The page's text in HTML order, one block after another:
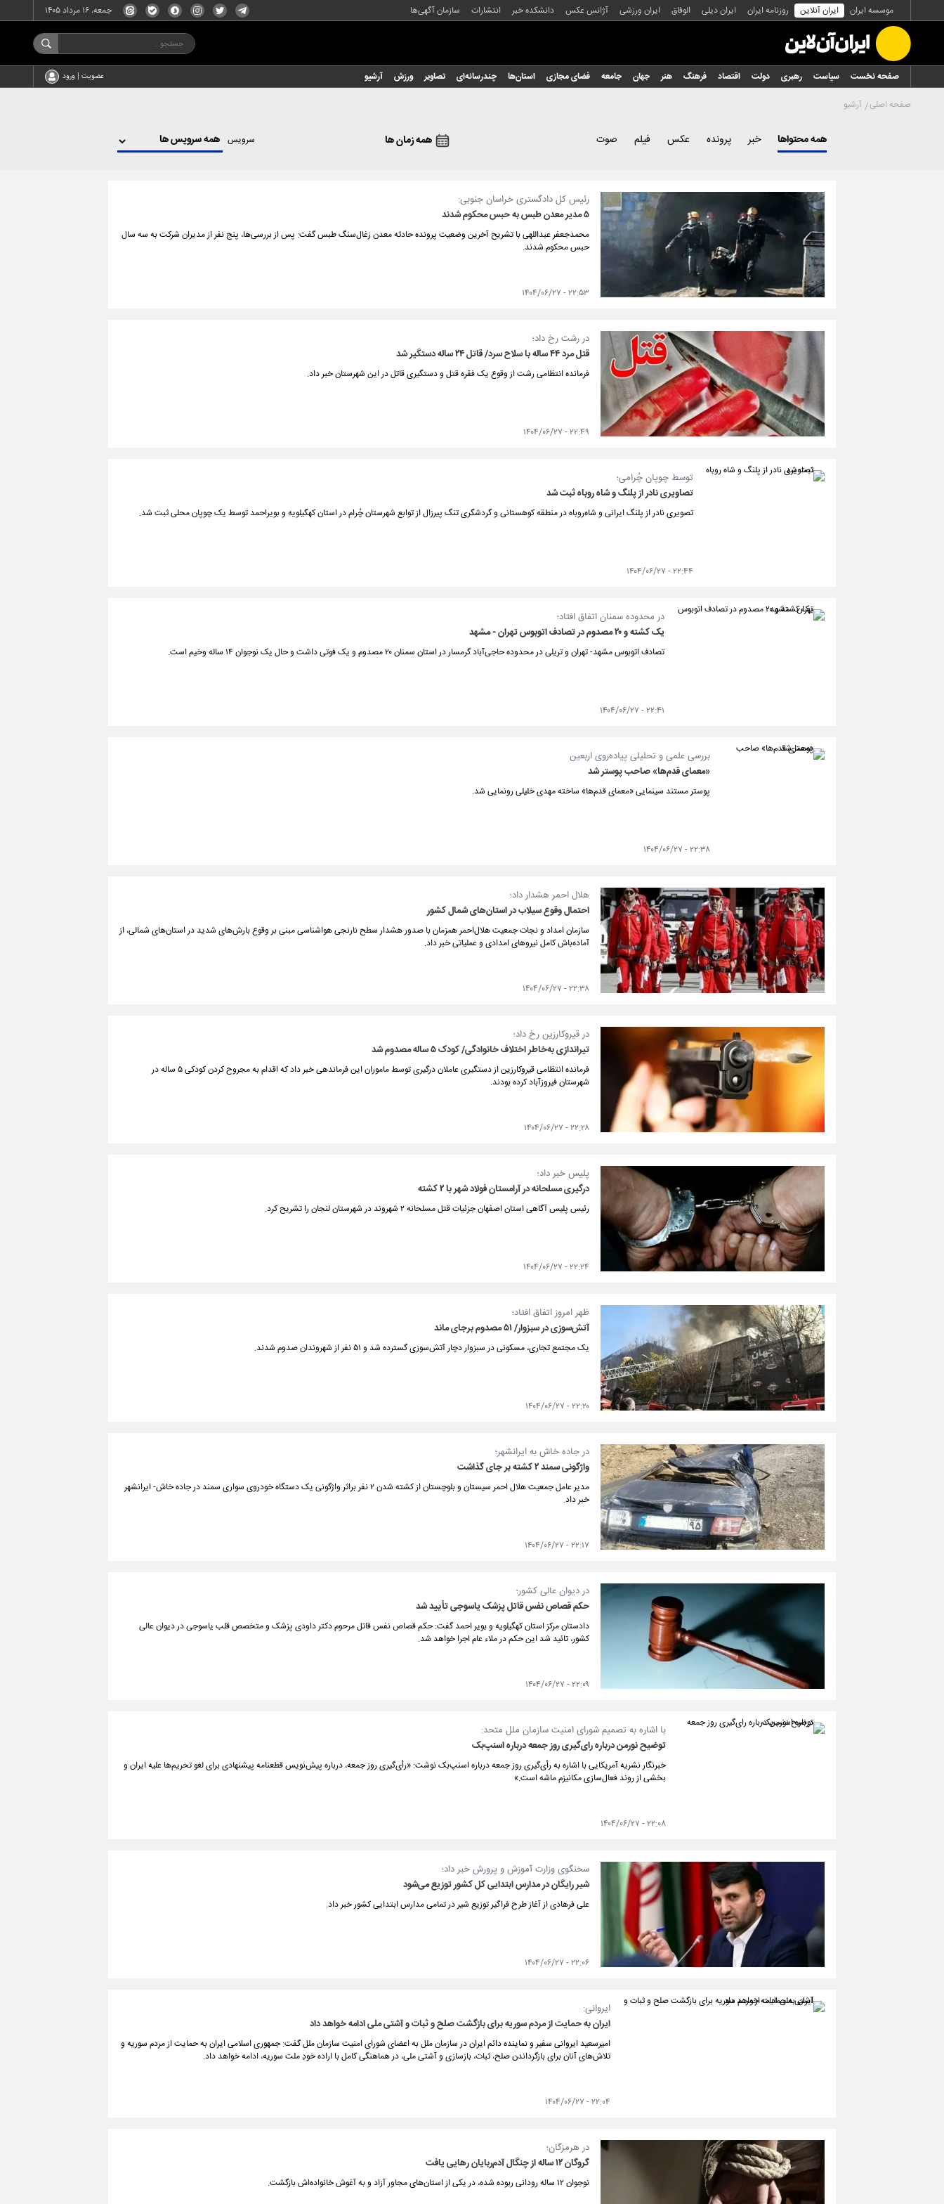
موسسه ایران ایران آنلاین روزنامه ایران ایران دیلی الوفاق ایران ورزشی آژانس عکس دانشکده خبر انتشارات سازمان آگهی‌ها جمعه، ۱۶ مرداد ۱۴۰۵
صفحه نخست سیاست رهبری دولت اقتصاد فرهنگ هنر جهان جامعه فضای مجازی استان‌ها چندرسانه‌ای تصاویر ورزش آرشیو عضویت | ورود
صفحه اصلی آرشیو
همه محتواها خبر پرونده عکس فیلم صوت همه زمان ها سرویس
رئیس کل دادگستری خراسان جنوبی:
۵ مدیر معدن طبس به حبس محکوم شدند
محمدجعفر عبداللهی با تشریح آخرین وضعیت پرونده حادثه معدن زغال‌سنگ طبس گفت: پس از بررسی‌ها، ‌پنج نفر از مدیران شرکت ‌به سه سال
حبس محکوم شدند.
۲۲:۵۳ - ۱۴۰۴/۰۶/۲۷
در رشت رخ داد؛
قتل مرد ۴۴ ساله با سلاح سرد/ قاتل ۲۴ ساله دستگیر شد
فرمانده انتظامی رشت از وقوع یک فقره قتل و دستگیری قاتل در این شهرستان خبر داد.
۲۲:۴۹ - ۱۴۰۴/۰۶/۲۷
توسط چوپان چُرامی؛
تصاویری نادر از پلنگ و شاه روباه ثبت شد
تصویری نادر از پلنگ ایرانی و شاه‌روباه در منطقه کوهستانی و گردشگری تنگ پیرزال از توابع شهرستان چُرام در استان کهگیلویه و بویراحمد توسط یک چوپان محلی ثبت شد.
۲۲:۴۴ - ۱۴۰۴/۰۶/۲۷
در محدوده سمنان اتفاق افتاد؛
یک کشته و ۲۰ مصدوم در تصادف اتوبوس تهران - مشهد
تصادف اتوبوس مشهد- تهران و تریلی در محدوده حاجی‌آباد گرمسار در استان سمنان ۲۰ مصدوم و یک فوتی داشت و حال یک نوجوان ۱۴ ساله وخیم است.
۲۲:۴۱ - ۱۴۰۴/۰۶/۲۷
بررسی علمی و تحلیلی پیاده‌روی اربعین
«معمای قدم‌ها» صاحب پوستر شد
پوستر مستند سینمایی «معمای قدم‌ها» ساخته مهدی خلیلی رونمایی شد.
۲۲:۳۸ - ۱۴۰۴/۰۶/۲۷
هلال احمر هشدار داد؛
احتمال وقوع سیلاب در استان‌های شمال کشور
سازمان امداد و نجات جمعیت هلال‌احمر همزمان با صدور هشدار سطح نارنجی هواشناسی مبنی بر وقوع بارش‌های شدید در استان‌های شمالی، از
آماده‌باش کامل نیروهای امدادی و عملیاتی خبر داد.
۲۲:۳۸ - ۱۴۰۴/۰۶/۲۷
در قیروکارزین رخ داد؛
تیراندازی به‌خاطر اختلاف خانوادگی/ کودک ۵ ساله مصدوم شد
فرمانده انتظامی قیروکارزین از دستگیری عاملان درگیری توسط ماموران این فرماندهی خبر داد که اقدام به مجروح کردن کودکی ۵ ساله در
شهرستان فیروزآباد کرده بودند.
۲۲:۲۸ - ۱۴۰۴/۰۶/۲۷
پلیس خبر داد؛
درگیری مسلحانه در آرامستان فولاد شهر با ۲ کشته
رئیس پلیس آگاهی استان اصفهان جزئیات قتل مسلحانه ۲ شهروند در شهرستان لنجان را تشریح کرد.
۲۲:۲۴ - ۱۴۰۴/۰۶/۲۷
ظهر امروز اتفاق افتاد؛
آتش‌سوزی در سبزوار/ ۵۱ مصدوم برجای ماند
یک مجتمع تجاری، مسکونی در سبزوار دچار آتش‌سوزی گسترده شد و ۵۱ نفر از شهروندان صدوم شدند.
۲۲:۲۰ - ۱۴۰۴/۰۶/۲۷
در جاده خاش به ایرانشهر؛
واژگونی سمند ۲ کشته بر جای گذاشت
مدیر عامل جمعیت هلال احمر سیستان و بلوچستان از کشته شدن ۲ نفر براثر واژگونی یک دستگاه خودروی سواری سمند در جاده خاش- ایرانشهر
خبر داد.
۲۲:۱۷ - ۱۴۰۴/۰۶/۲۷
در دیوان عالی کشور؛
حکم قصاص نفس قاتل پزشک یاسوجی تأیید شد
دادستان مرکز استان کهگیلویه و بویر احمد گفت: حکم قصاص نفس قاتل مرحوم دکتر داودی پزشک و متخصص قلب یاسوجی در دیوان عالی
کشور، تائید شد این حکم در ملاء عام اجرا خواهد شد.
۲۲:۰۹ - ۱۴۰۴/۰۶/۲۷
با اشاره به تصمیم شورای امنیت سازمان ملل متحد:
توضیح نورمن درباره رای‌گیری روز جمعه درباره اسنپ‌بک
خبرنگار نشریه آمریکایی با اشاره به رأی‌گیری روز جمعه درباره اسنپ‌بک نوشت: «رأی‌گیری روز جمعه، درباره پیش‌نویس قطعنامه پیشنهادی برای لغو تحریم‌ها علیه ایران و
بخشی از روند فعال‌سازی مکانیزم ماشه است.»
۲۲:۰۸ - ۱۴۰۴/۰۶/۲۷
سخنگوی وزارت آموزش و پرورش خبر داد؛
شیر رایگان در مدارس ابتدایی کل کشور توزیع می‌شود
علی فرهادی از آغاز طرح فراگیر توزیع شیر در تمامی مدارس ابتدایی کشور خبر داد.
۲۲:۰۶ - ۱۴۰۴/۰۶/۲۷
ایروانی:
ایران به حمایت از مردم سوریه برای بازگشت صلح و ثبات و آشتی ملی ادامه خواهد داد
امیرسعید ایروانی سفیر و نماینده دائم ایران در سازمان ملل به اعضای شورای امنیت سازمان ملل گفت: جمهوری اسلامی ایران به حمایت از مردم سوریه و
تلاش‌های آنان برای بازگرداندن صلح، ثبات، بازسازی و آشتی ملی، در هماهنگی کامل با اراده خودِ ملت سوریه، ادامه خواهد داد.
۲۲:۰۴ - ۱۴۰۴/۰۶/۲۷
در هرمزگان؛
گروگان ۱۲ ساله از چنگال آدم‌ربایان رهایی یافت
نوجوان ۱۲ ساله رودانی ربوده شده، در یکی از استان‌های مجاور آزاد و به آغوش خانواده‌اش بازگشت.